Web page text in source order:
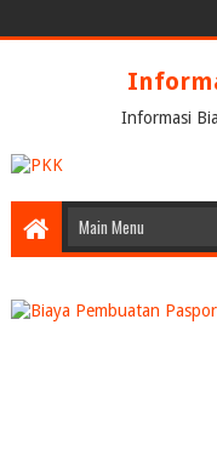
Informasi